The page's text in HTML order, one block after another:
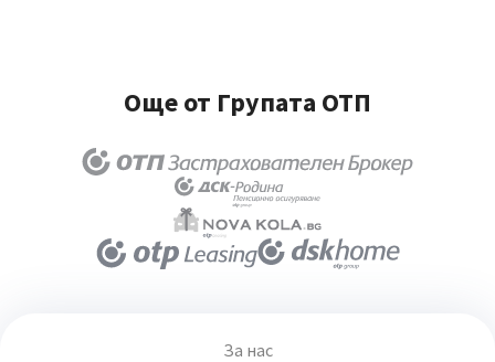
Още от Групата ОТП
За нас